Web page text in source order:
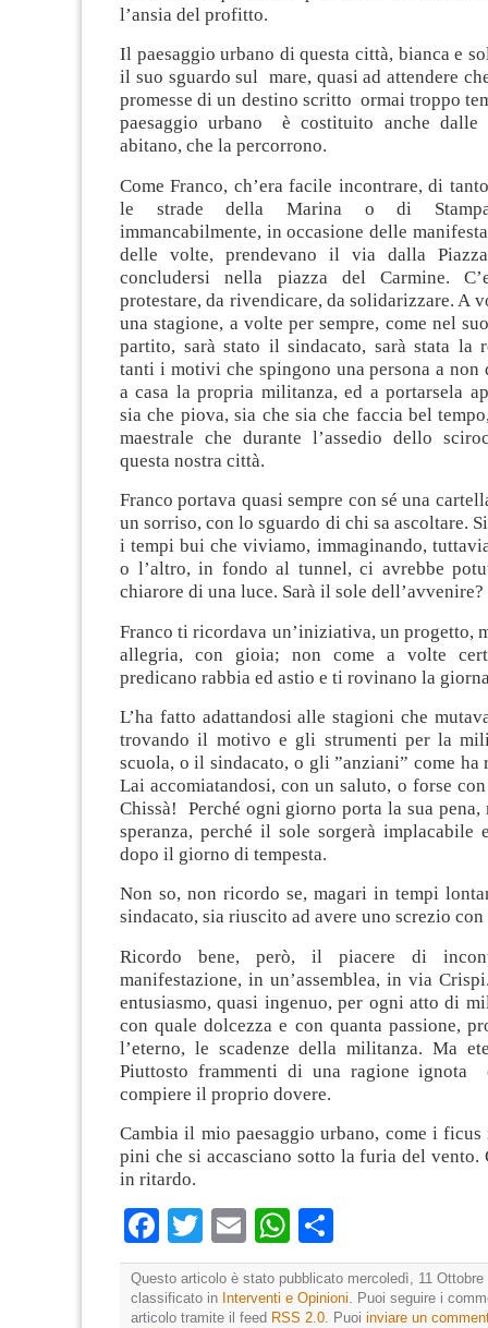
l’ansia del profitto.
Il paesaggio urbano di questa città, bianca e
il suo sguardo sul mare, quasi ad attendere
promesse di un destino scritto ormai troppo
paesaggio urbano è costituito anche dalle
abitano, che la percorrono.
Come Franco, ch’era facile incontrare, di
le strade della Marina o di
immancabilmente, in occasione delle
delle volte, prendevano il via dalla
concludersi nella piazza del Carmine.
protestare, da rivendicare, da solidarizzare. A
una stagione, a volte per sempre, come nel
partito, sarà stato il sindacato, sarà stata la
tanti i motivi che spingono una persona a non
a casa la propria militanza, ed a portarsela
sia che piova, sia che sia che faccia bel
maestrale che durante l’assedio dello
questa nostra città.
Franco portava quasi sempre con sé una
un sorriso, con lo sguardo di chi sa ascoltare.
i tempi bui che viviamo, immaginando,
o l’altro, in fondo al tunnel, ci avrebbe
chiarore di una luce. Sarà il sole dell’avvenire?
Franco ti ricordava un’iniziativa, un progetto,
allegria, con gioia; non come a volte
predicano rabbia ed astio e ti rovinano la
L’ha fatto adattandosi alle stagioni che
trovando il motivo e gli strumenti per la
scuola, o il sindacato, o gli ”anziani” come ha
Lai accomiatandosi, con un saluto, o forse
Chissà! Perché ogni giorno porta la sua pena,
speranza, perché il sole sorgerà implacabile
dopo il giorno di tempesta.
Non so, non ricordo se, magari in tempi
sindacato, sia riuscito ad avere uno screzio
Ricordo bene, però, il piacere di
manifestazione, in un’assemblea, in via
entusiasmo, quasi ingenuo, per ogni atto di
con quale dolcezza e con quanta passione,
l’eterno, le scadenze della militanza. Ma
Piuttosto frammenti di una ragione ignota
compiere il proprio dovere.
Cambia il mio paesaggio urbano, come i
pini che si accasciano sotto la furia del vento.
in ritardo.
Facebook
TwitterEmailWhatsApp
Questo articolo è stato pubblicato mercoledì, 11 Ottobre
classificato in Interventi e Opinioni. Puoi seguire i
articolo tramite il feed RSS 2.0. Puoi inviare un